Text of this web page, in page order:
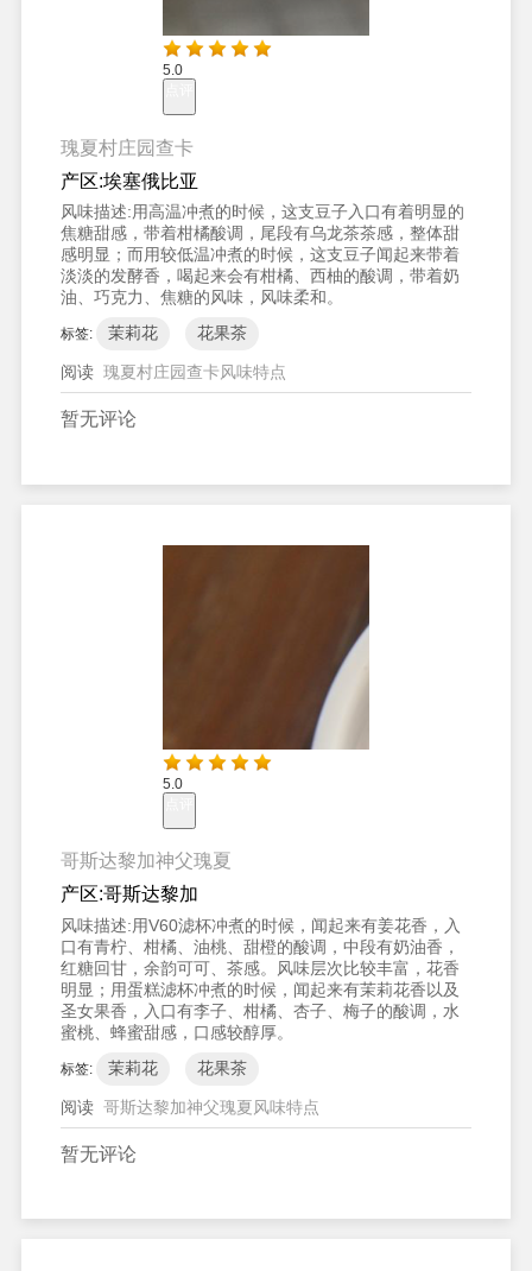
5.0
瑰夏村庄园查卡
产区:埃塞俄比亚
风味描述:用高温冲煮的时候，这支豆子入口有着明显的
焦糖甜感，带着柑橘酸调，尾段有乌龙茶茶感，整体甜
感明显；而用较低温冲煮的时候，这支豆子闻起来带着
淡淡的发酵香，喝起来会有柑橘、西柚的酸调，带着奶
油、巧克力、焦糖的风味，风味柔和。
标签: 茉莉花 花果茶
阅读 瑰夏村庄园查卡风味特点
暂无评论
5.0
哥斯达黎加神父瑰夏
产区:哥斯达黎加
风味描述:用V60滤杯冲煮的时候，闻起来有姜花香，入
口有青柠、柑橘、油桃、甜橙的酸调，中段有奶油香，
红糖回甘，余韵可可、茶感。风味层次比较丰富，花香
明显；用蛋糕滤杯冲煮的时候，闻起来有茉莉花香以及
圣女果香，入口有李子、柑橘、杏子、梅子的酸调，水
蜜桃、蜂蜜甜感，口感较醇厚。
标签: 茉莉花 花果茶
阅读 哥斯达黎加神父瑰夏风味特点
暂无评论